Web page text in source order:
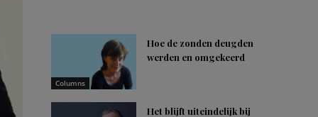
Columns
Hoe de zonden deugden
werden en omgekeerd
Het blijft uiteindelijk bij